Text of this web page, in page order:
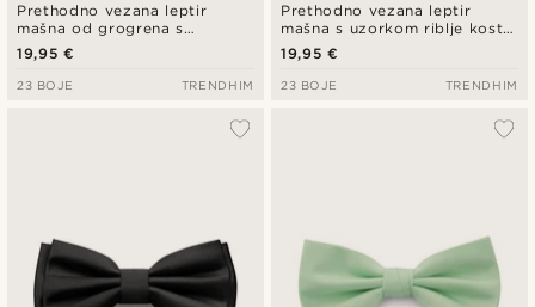
Prethodno vezana leptir
mašna od grogrena s
dijamantnim vrhovima
grimizne boje
19,95 €
23 BOJE TRENDHIM
Prethodno vezana leptir
mašna s uzorkom riblje kosti
u bordo boji
19,95 €
23 BOJE TRENDHIM